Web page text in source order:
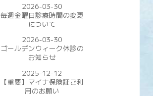
2026-03-30
毎週金曜日診療時間の変更
について
2026-03-30
ゴールデンウィーク休診の
お知らせ
2025-12-12
【重要】マイナ保険証ご利
用のお願い